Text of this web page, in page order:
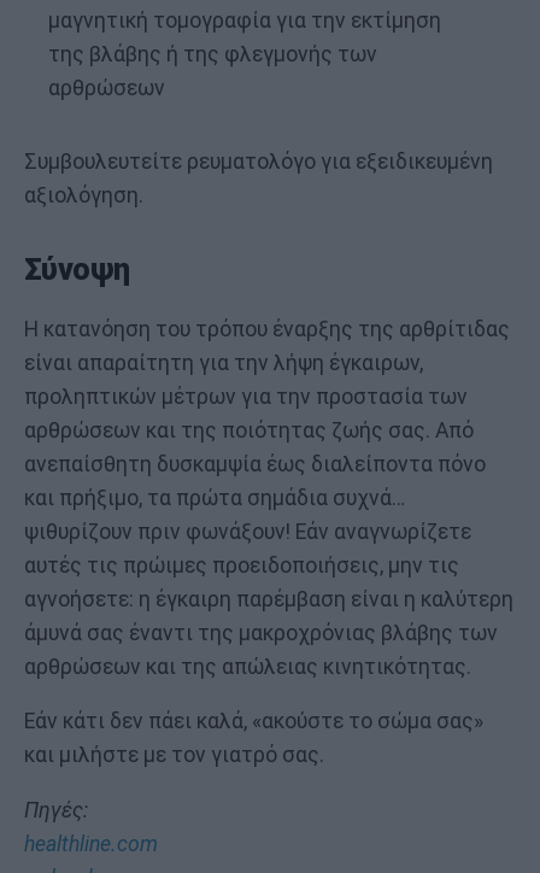
μαγνητική τομογραφία για την εκτίμηση
της βλάβης ή της φλεγμονής των
αρθρώσεων
Συμβουλευτείτε ρευματολόγο για εξειδικευμένη
αξιολόγηση.
Σύνοψη
Η κατανόηση του τρόπου έναρξης της αρθρίτιδας
είναι απαραίτητη για την λήψη έγκαιρων,
προληπτικών μέτρων για την προστασία των
αρθρώσεων και της ποιότητας ζωής σας. Από
ανεπαίσθητη δυσκαμψία έως διαλείποντα πόνο
και πρήξιμο, τα πρώτα σημάδια συχνά…
ψιθυρίζουν πριν φωνάξουν! Εάν αναγνωρίζετε
αυτές τις πρώιμες προειδοποιήσεις, μην τις
αγνοήσετε: η έγκαιρη παρέμβαση είναι η καλύτερη
άμυνά σας έναντι της μακροχρόνιας βλάβης των
αρθρώσεων και της απώλειας κινητικότητας.
Εάν κάτι δεν πάει καλά, «ακούστε το σώμα σας»
και μιλήστε με τον γιατρό σας.
Πηγές:
healthline.com